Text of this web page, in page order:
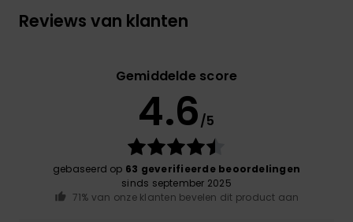
Reviews van klanten
Gemiddelde score
4.6/5
gebaseerd op 63 geverifieerde beoordelingen
sinds september 2025
71% van onze klanten bevelen dit product aan